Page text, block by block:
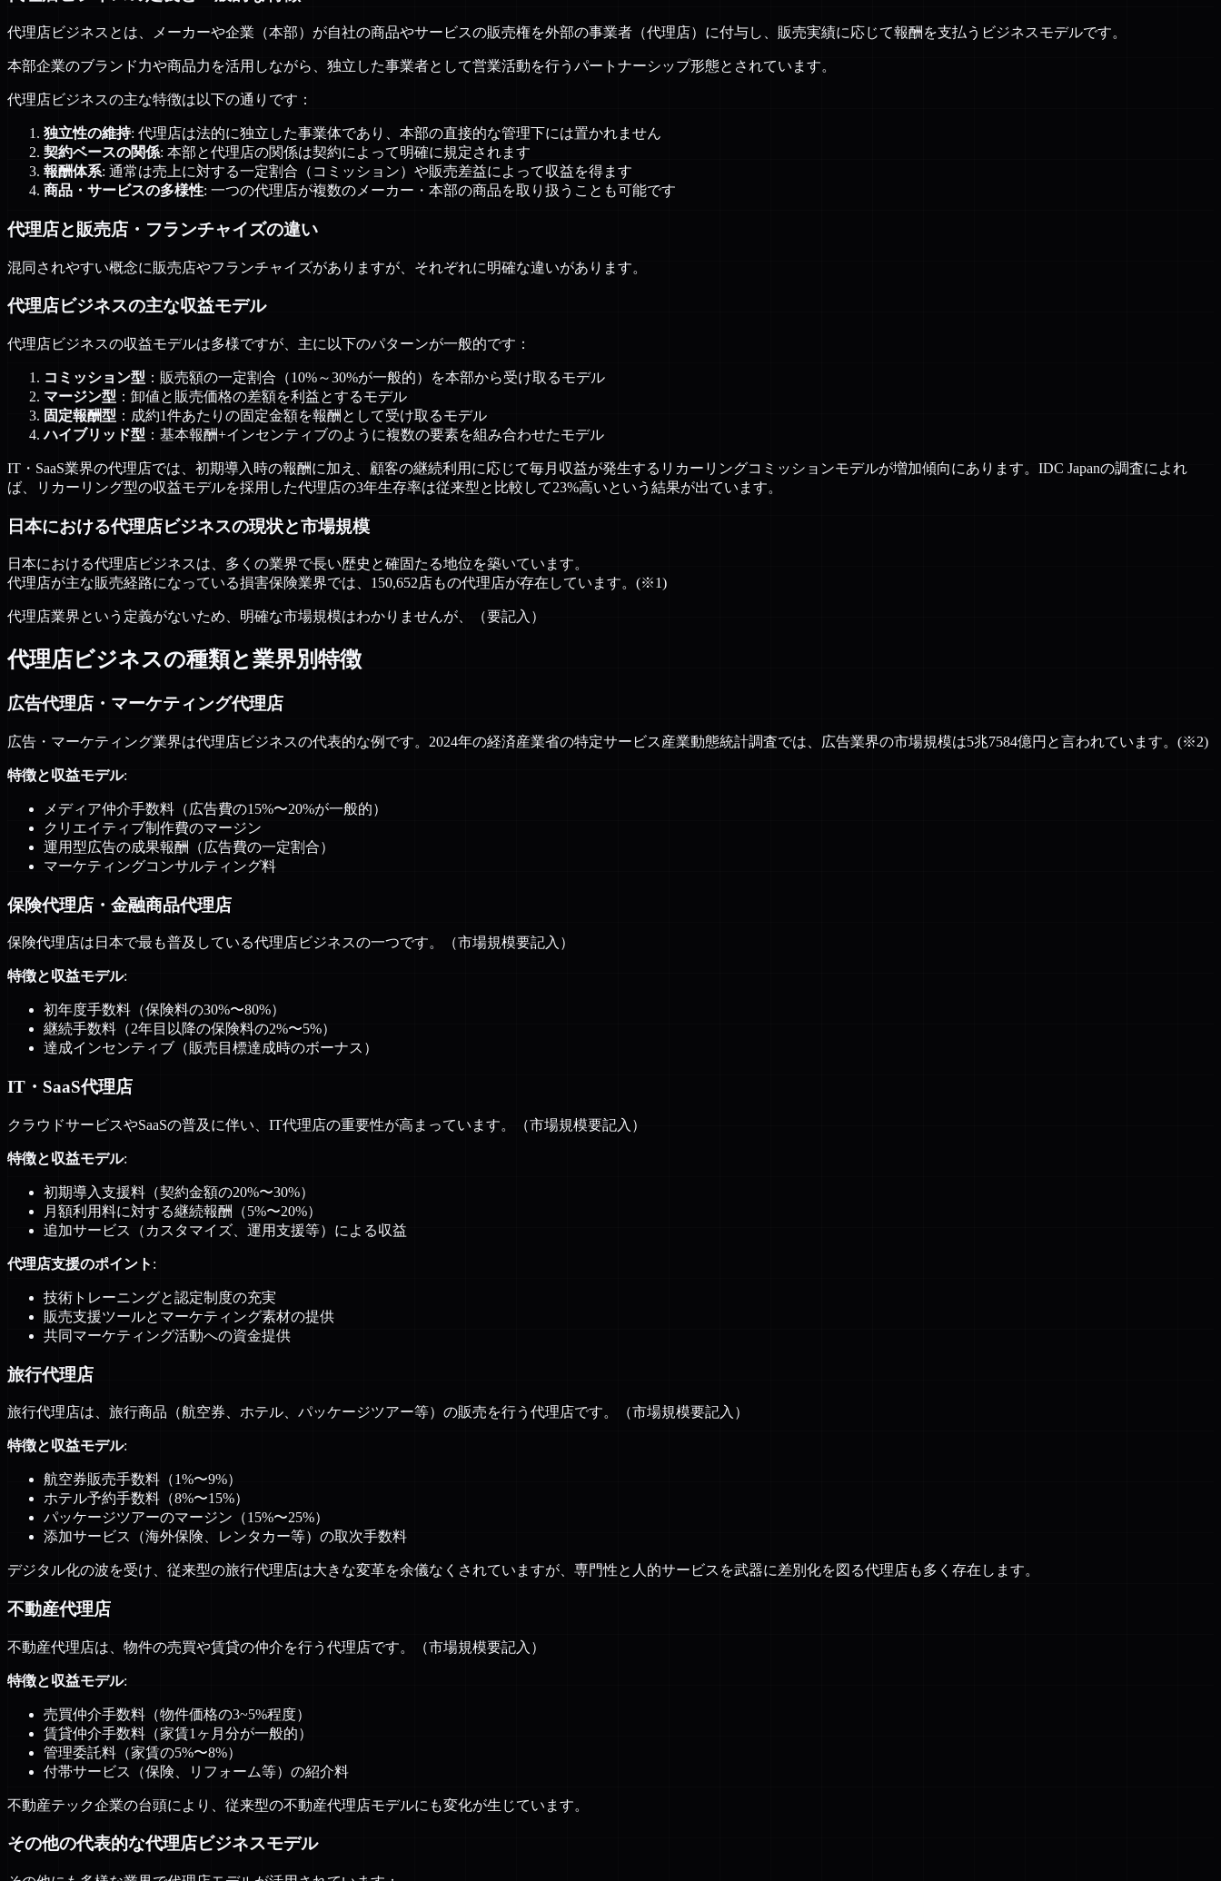
代理店ビジネスとは、メーカーや企業（本部）が自社の商品やサービスの販売権を外部の事業者（代理店）に付与し、販売実績に応じて報酬を支払うビジネスモデルです。
本部企業のブランド力や商品力を活用しながら、独立した事業者として営業活動を行うパートナーシップ形態とされています。
代理店ビジネスの主な特徴は以下の通りです：
独立性の維持: 代理店は法的に独立した事業体であり、本部の直接的な管理下には置かれません
契約ベースの関係: 本部と代理店の関係は契約によって明確に規定されます
報酬体系: 通常は売上に対する一定割合（コミッション）や販売差益によって収益を得ます
商品・サービスの多様性: 一つの代理店が複数のメーカー・本部の商品を取り扱うことも可能です
代理店と販売店・フランチャイズの違い
混同されやすい概念に販売店やフランチャイズがありますが、それぞれに明確な違いがあります。
代理店ビジネスの主な収益モデル
代理店ビジネスの収益モデルは多様ですが、主に以下のパターンが一般的です：
コミッション型 ：販売額の一定割合（10%～30%が一般的）を本部から受け取るモデル
マージン型 ：卸値と販売価格の差額を利益とするモデル
固定報酬型 ：成約1件あたりの固定金額を報酬として受け取るモデル
ハイブリッド型 ：基本報酬+インセンティブのように複数の要素を組み合わせたモデル
IT・SaaS業界の代理店では、初期導入時の報酬に加え、顧客の継続利用に応じて毎月収益が発生するリカーリングコミッションモデルが増加傾向にあります。IDC Japanの調査によれ
ば、リカーリング型の収益モデルを採用した代理店の3年生存率は従来型と比較して23%高いという結果が出ています。
日本における代理店ビジネスの現状と市場規模
日本における代理店ビジネスは、多くの業界で長い歴史と確固たる地位を築いています。
代理店が主な販売経路になっている損害保険業界では、150,652店もの代理店が存在しています。(※1)
代理店業界という定義がないため、明確な市場規模はわかりませんが、（要記入）
代理店ビジネスの種類と業界別特徴
広告代理店・マーケティング代理店
広告・マーケティング業界は代理店ビジネスの代表的な例です。2024年の経済産業省の特定サービス産業動態統計調査では、広告業界の市場規模は5兆7584億円と言われています。(※2)
特徴と収益モデル:
メディア仲介手数料（広告費の15%〜20%が一般的）
クリエイティブ制作費のマージン
運用型広告の成果報酬（広告費の一定割合）
マーケティングコンサルティング料
保険代理店・金融商品代理店
保険代理店は日本で最も普及している代理店ビジネスの一つです。（市場規模要記入）
特徴と収益モデル:
初年度手数料（保険料の30%〜80%）
継続手数料（2年目以降の保険料の2%〜5%）
達成インセンティブ（販売目標達成時のボーナス）
IT・SaaS代理店
クラウドサービスやSaaSの普及に伴い、IT代理店の重要性が高まっています。（市場規模要記入）
特徴と収益モデル:
初期導入支援料（契約金額の20%〜30%）
月額利用料に対する継続報酬（5%〜20%）
追加サービス（カスタマイズ、運用支援等）による収益
代理店支援のポイント :
技術トレーニングと認定制度の充実
販売支援ツールとマーケティング素材の提供
共同マーケティング活動への資金提供
旅行代理店
旅行代理店は、旅行商品（航空券、ホテル、パッケージツアー等）の販売を行う代理店です。（市場規模要記入）
特徴と収益モデル:
航空券販売手数料（1%〜9%）
ホテル予約手数料（8%〜15%）
パッケージツアーのマージン（15%〜25%）
添加サービス（海外保険、レンタカー等）の取次手数料
デジタル化の波を受け、従来型の旅行代理店は大きな変革を余儀なくされていますが、専門性と人的サービスを武器に差別化を図る代理店も多く存在します。
不動産代理店
不動産代理店は、物件の売買や賃貸の仲介を行う代理店です。（市場規模要記入）
特徴と収益モデル:
売買仲介手数料（物件価格の3~5%程度）
賃貸仲介手数料（家賃1ヶ月分が一般的）
管理委託料（家賃の5%〜8%）
付帯サービス（保険、リフォーム等）の紹介料
不動産テック企業の台頭により、従来型の不動産代理店モデルにも変化が生じています。
その他の代表的な代理店ビジネスモデル